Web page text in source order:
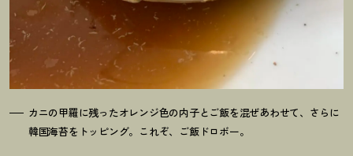
カニの甲羅に残ったオレンジ色の内子とご飯を混ぜあわせて、さらに
韓国海苔をトッピング。これぞ、ご飯ドロボー。